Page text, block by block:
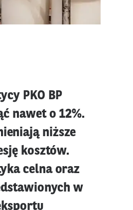
PKO BP
nawet o 12%.
niższe
kosztów.
celna oraz
w